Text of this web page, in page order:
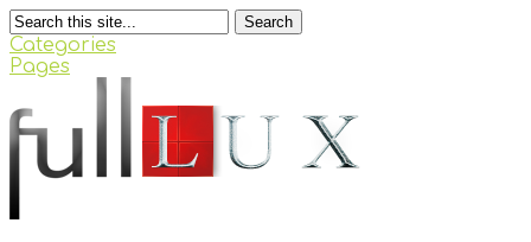
Search
Categories
Pages